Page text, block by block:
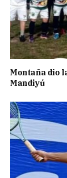
Montaña dio
Mandiyú